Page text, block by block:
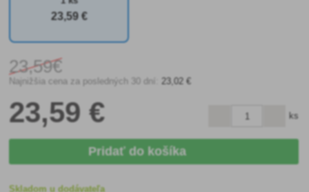
23,59 €
23,59€
Najnižšia cena za posledných 30 dní: 23 ,02 €
23,59 € ks
Pridať do košíka
Skladom u dodávateľa